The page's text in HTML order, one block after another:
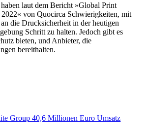
laut dem Bericht »Global Print
2022« von Quocirca Schwierigkeiten, mit
die Drucksicherheit in der heutigen
Schritt zu halten. Jedoch gibt es
bieten, und Anbieter, die
bereithalten.
Group 40,6 Millionen Euro Umsatz